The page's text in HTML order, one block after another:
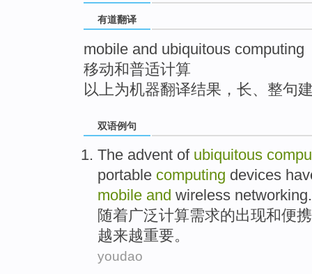
有道翻译
mobile and ubiquitous computing
移动和普适计算
以上为机器翻译结果，长、整句
双语例句
The advent of ubiquitous
portable computing devices
mobile and wireless networking.
随着广泛计算需求的出现和便携
越来越重要。
youdao